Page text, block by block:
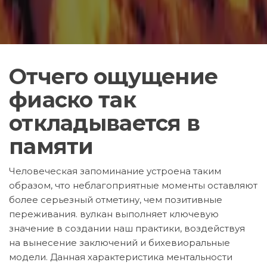
Отчего ощущение
фиаско так
откладывается в
памяти
Человеческая запоминание устроена таким
образом, что неблагоприятные моменты оставляют
более серьезный отметину, чем позитивные
переживания. вулкан выполняет ключевую
значение в создании наш практики, воздействуя
на вынесение заключений и бихевиоральные
модели. Данная характеристика ментальности